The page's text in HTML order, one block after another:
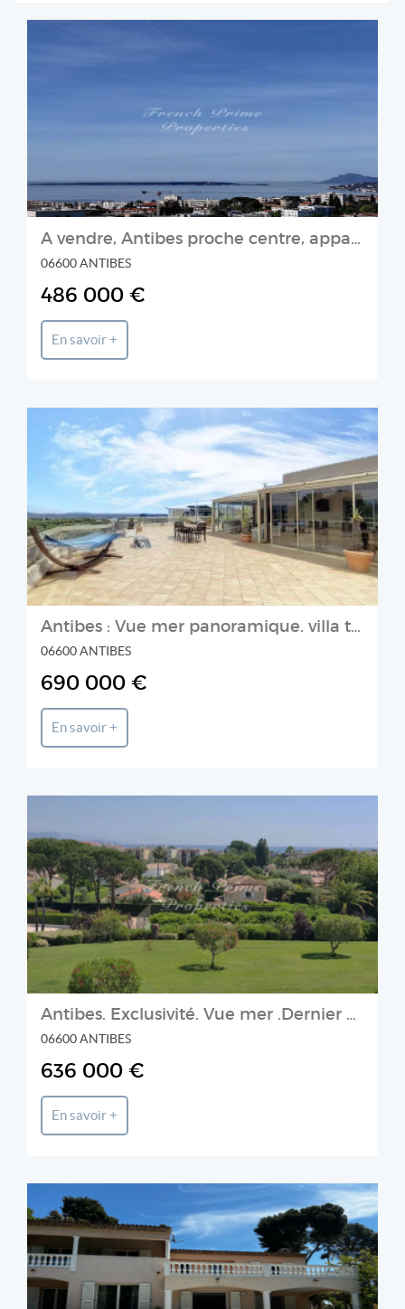
A vendre, Antibes proche centre, appartement 3 pièces d'angle, a
06600 ANTIBES
486 000 €
En savoir +
FRENCH PRIME PROPERTIES
Antibes : Vue mer panoramique. villa toit de 135m² avec terra
06600 ANTIBES
690 000 €
En savoir +
FRENCH PRIME PROPERTIES
Antibes. Exclusivité. Vue mer .Dernier étage, 4 pieces de 98m².
06600 ANTIBES
636 000 €
En savoir +
BRUN Immobilier